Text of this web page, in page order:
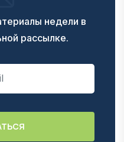
недели в
рассылке.